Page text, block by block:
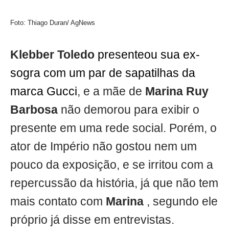
Foto: Thiago Duran/ AgNews
Klebber Toledo presenteou sua ex-
sogra com um par de sapatilhas da
marca Gucci, e a mãe de Marina Ruy
Barbosa não demorou para exibir o
presente em uma rede social. Porém, o
ator de Império não gostou nem um
pouco da exposição, e se irritou com a
repercussão da história, já que não tem
mais contato com Marina , segundo ele
próprio já disse em entrevistas.